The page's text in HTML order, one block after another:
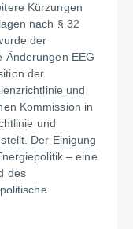
Kürzungen
nach § 32
der
Änderungen EEG
der
und
Kommission in
und
Der Einigung
– eine
des